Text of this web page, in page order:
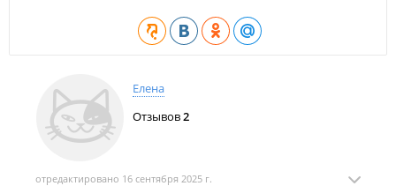
Это территория для семейного отдыха, шуметь после
Елена
Отзывов2
отредактировано 16 сентября 2025 г.